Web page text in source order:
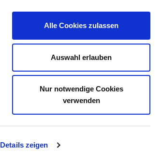
Details zeigen
Alle Cookies zulassen
Auswahl erlauben
Nur notwendige Cookies
verwenden
CONTACT YOUR OPINION